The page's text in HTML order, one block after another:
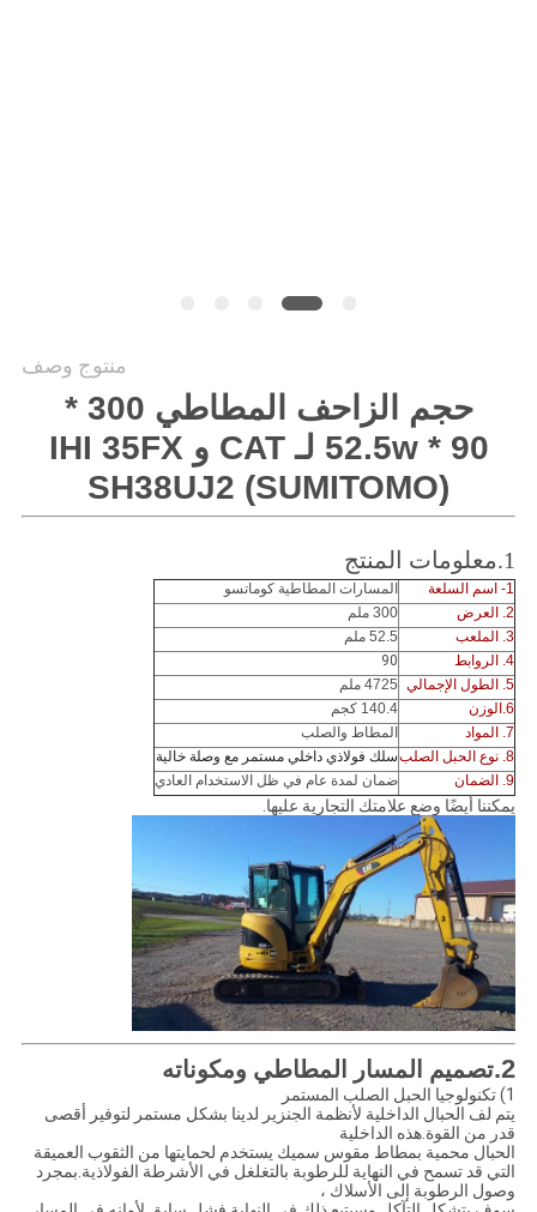
منتوج وصف
حجم الزاحف المطاطي 300 *
52.5w * 90 لـ CAT و IHI 35FX
SH38UJ2 (SUMITOMO)
1.معلومات المنتج
1- اسم السلعة
المسارات المطاطية كوماتسو
2. العرض
300 ملم
3. الملعب
52.5 ملم
4. الروابط
90
5. الطول الإجمالي
4725 ملم
6.الوزن
140.4 كجم
7. المواد
المطاط والصلب
8. نوع الحبل الصلب
سلك فولاذي داخلي مستمر مع وصلة خالية
9. الضمان
ضمان لمدة عام في ظل الاستخدام العادي
يمكننا أيضًا وضع علامتك التجارية عليها.
2. تصميم المسار المطاطي ومكوناته
1) تكنولوجيا الحبل الصلب المستمر
يتم لف الحبال الداخلية لأنظمة الجنزير لدينا بشكل مستمر لتوفير أقصى
قدر من القوة.هذه الداخلية
الحبال محمية بمطاط مقوس سميك يستخدم لحمايتها من الثقوب العميقة
التي قد تسمح في النهاية للرطوبة بالتغلغل في الأشرطة الفولاذية.بمجرد
وصول الرطوبة إلى الأسلاك ،